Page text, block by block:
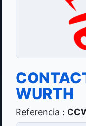
WURTH
Referencia :